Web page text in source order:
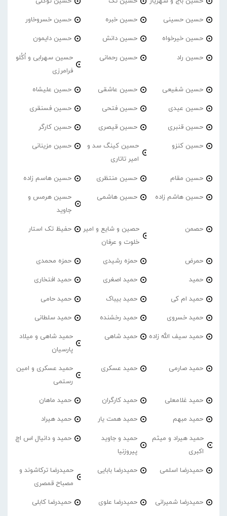
حسین حسینی حسین خبره حسین خسروخاور
حسین خیرخواه حسین دانش حسین دایمون
حسین راد حسین رحمانی
حسین سهرابی و اُکُلو
فرامرزی
حسین شفیعی حسین عاشقی حسین علیشاه
حسین عیدی حسین فتحی حسین فسنقری
حسین قنبری حسین قیصری حسین کارگر
حسین کنزو
حسین کینگ سد و
امیر تاتاری
حسین مزینانی
حسین مقام حسین منتظری حسین هاسم زاده
حسین هاشم زاده حسین هاشمی
حسین هرمس و
جاوید
حصمن
حصین و شایع و امیر
خلوت و عرفان
حفیظ تک استار
حمرض حمزه رشیدی حمزه محمدی
حمید حمید اصغری حمید افتخاری
حمید ام کی حمید بیباک حمید حامی
حمید خسروی حمید رخشنده حمید سلطانی
حمید سیف الله زاده حمید شاهی
حمید شاهی و میلاد
پارسیان
حمید صارمی حمید عسکری
حمید عسکری و امین
رستمی
حمید غلامعلی حمید کارگران حمید ماهان
حمید مبهم حمید همت یار حمید هیراد
حمید هیراد و میثم
اکبری
حمید و جاوید
پیروزنیا
حمید و دانیال اس اچ
حمیدرضا اسلمی حمیدرضا بابایی
حمیدرضا ترکاشوند و
مصباح قمصری
حمیدرضا شمیرانی حمیدرضا علوی حمیدرضا کابلی